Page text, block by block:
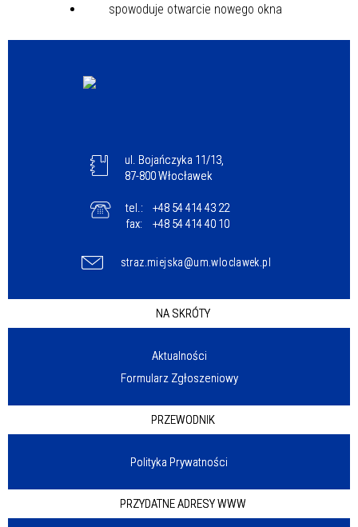
ul. Bojańczyka 11/13,
87-800 Włocławek
tel.:
+48 54 414 43 22
fax:
+48 54 414 40 10
straz.miejska@um.wloclawek.pl
NA SKRÓTY
Aktualności
Formularz Zgłoszeniowy
PRZEWODNIK
Polityka Prywatności
PRZYDATNE ADRESY WWW